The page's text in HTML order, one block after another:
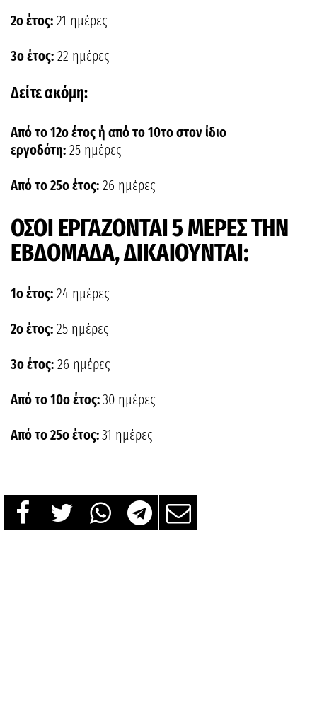
2ο έτος: 21 ημέρες
3ο έτος: 22 ημέρες
Δείτε ακόμη:
Από το 12ο έτος ή από το 10το στον ίδιο
εργοδότη: 25 ημέρες
Από το 25ο έτος: 26 ημέρες
ΟΣΟΙ ΕΡΓΑΖΟΝΤΑΙ 5 ΜΕΡΕΣ ΤΗΝ
ΕΒΔΟΜΑΔΑ, ΔΙΚΑΙΟΥΝΤΑΙ:
1ο έτος: 24 ημέρες
2ο έτος: 25 ημέρες
3ο έτος: 26 ημέρες
Από το 10ο έτος:30 ημέρες
Από το 25ο έτος:31 ημέρες